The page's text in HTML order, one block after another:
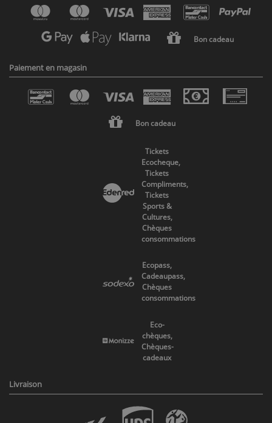
Bon cadeau
Paiement en magasin
Bon cadeau
Tickets
Ecocheque,
Tickets
Compliments,
Tickets
Sports &
Cultures,
Chèques
consommations
Ecopass,
Cadeaupass,
Chèques
consommations
Eco-
chèques,
Chèques-
cadeaux
Livraison